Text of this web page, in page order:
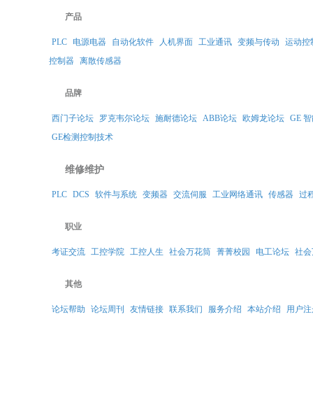
产品
PLC 电源电器 自动化软件 人机界面 工业通讯 变频与传动
运动控
控制器 离散传感器
品牌
西门子论坛 罗克韦尔论坛 施耐德论坛 ABB论坛 欧姆龙论坛 GE
GE检测控制技术
维修维护
PLC DCS 软件与系统 变频器 交流伺服 工业网络通讯 传感器 过
职业
考证交流 工控学院 工控人生 社会万花筒 菁菁校园 电工论坛 社
其他
论坛帮助 论坛周刊 友情链接 联系我们 服务介绍 本站介绍 用户